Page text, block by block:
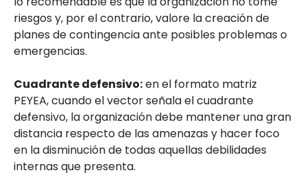
riesgos y, por el contrario, valore la creación de
planes de contingencia ante posibles problemas o
emergencias.
Cuadrante defensivo:en el formato matriz
PEYEA, cuando el vector señala el cuadrante
defensivo, la organización debe mantener una gran
distancia respecto de las amenazas y hacer foco
en la disminución de todas aquellas debilidades
internas que presenta.